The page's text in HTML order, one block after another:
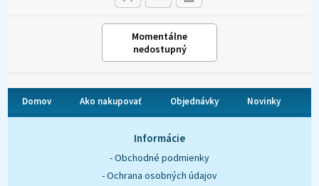
Momentálne
nedostupný
Domov Ako nakupovať Objednávky Novinky
Informácie
- Obchodné podmienky
- Ochrana osobných údajov